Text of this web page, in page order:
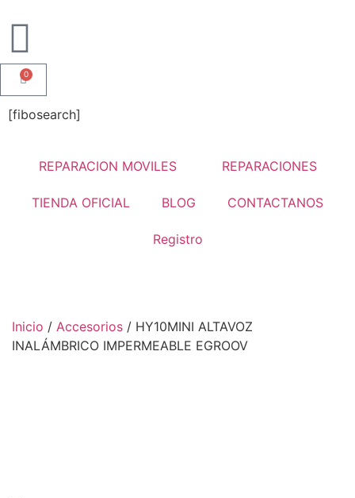
0
[fibosearch]
REPARACION MOVILES REPARACIONES
TIENDA OFICIAL BLOG CONTACTANOS
Registro
Inicio / Accesorios / HY10MINI ALTAVOZ
INALÁMBRICO IMPERMEABLE EGROOV